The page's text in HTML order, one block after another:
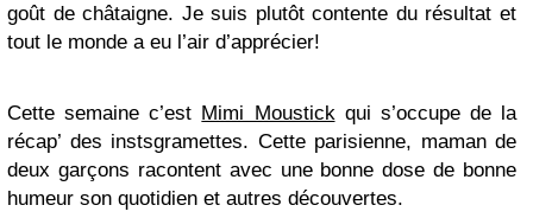
goût de châtaigne. Je suis plutôt contente du résultat et
tout le monde a eu l’air d’apprécier!
Cette semaine c’est Mimi Moustick qui s’occupe de la
récap’ des instsgramettes. Cette parisienne, maman de
deux garçons racontent avec une bonne dose de bonne
humeur son quotidien et autres découvertes.